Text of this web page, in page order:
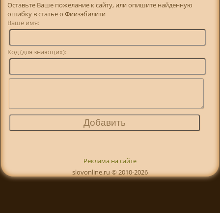
Оставьте Ваше пожелание к сайту, или опишите найденную
ошибку в статье о Фиизэбилити
Ваше имя:
Код (для знающих):
Реклама на сайте
slovonline.ru © 2010-2026